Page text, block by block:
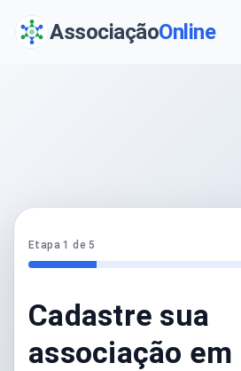
AssociaçãoOnline
Etapa 1 de 5
Cadastre sua
associação